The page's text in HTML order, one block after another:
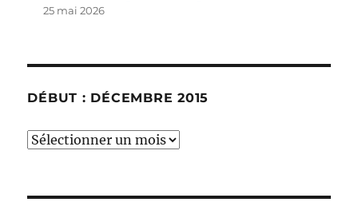
25 mai 2026
DÉBUT : DÉCEMBRE 2015
début